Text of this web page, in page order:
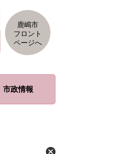
鹿嶋市
フロント
ページへ
市政情報